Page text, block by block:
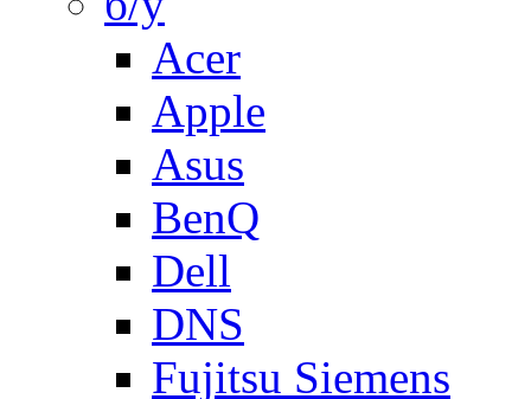
Acer
Apple
Asus
BenQ
Dell
DNS
Fujitsu Siemens